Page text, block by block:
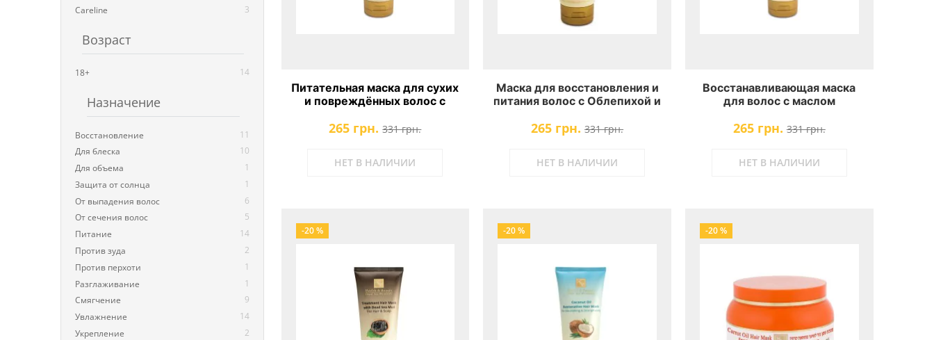
Careline
3
Возраст
18+ 14
Назначение
Восстановление
11
Для блеска
10
Для объема
1
Защита от солнца
1
От выпадения волос
6
От сечения волос
5
Питание
14
Против зуда
2
Против перхоти
1
Разглаживание
1
Смягчение
9
Увлажнение
14
Укрепление
2
Питательная маска для сухих
и повреждённых волос с
Beauty
265 грн. 331 грн.
НЕТ В НАЛИЧИИ
Маска для восстановления и
питания волос с Облепихой и
Мёдом Health And Beauty
Obliphicha & Honey Hair Mask
265 грн. 331 грн.
НЕТ В НАЛИЧИИ
Восстанавливающая маска
для волос с маслом
сухих и поврежденных волос
265 грн. 331 грн.
НЕТ В НАЛИЧИИ
-20 % -20 % -20 %